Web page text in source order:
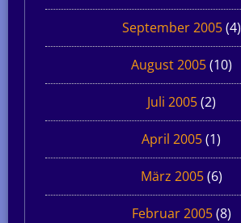
September 2005(4)
August 2005(10)
Juli 2005(2)
April 2005(1)
März 2005(6)
Februar 2005(8)